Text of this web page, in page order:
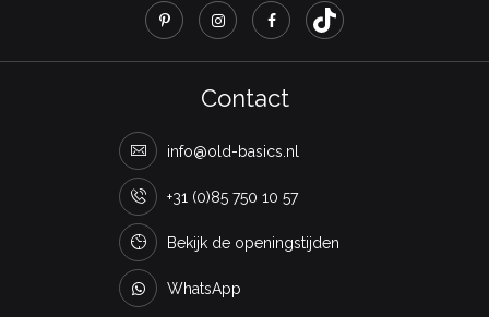
Contact
info@old-basics.nl
+31 (0)85 750 10 57
Bekijk de openingstijden
WhatsApp